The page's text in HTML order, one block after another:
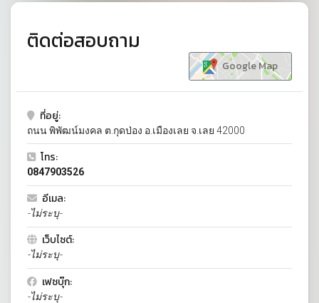
ติดต่อสอบถาม
Google Map
ที่อยู่:
ถนน พิพัฒน์มงคล ต.กุดป่อง อ.เมืองเลย จ.เลย 42000
โทร:
0847903526
อีเมล:
-ไม่ระบุ-
เว็บไซต์:
-ไม่ระบุ-
เฟซบุ๊ก:
-ไม่ระบุ-